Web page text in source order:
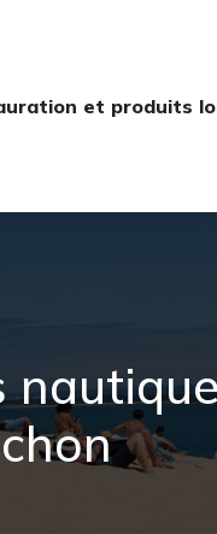
et produits